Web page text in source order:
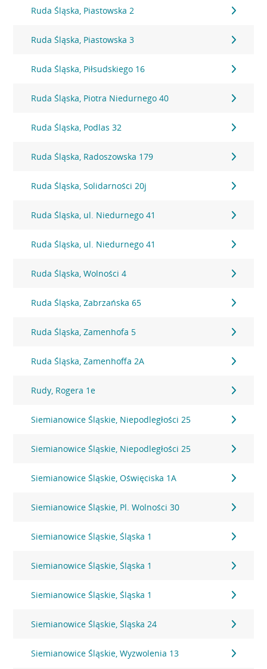
Ruda Śląska, Piastowska 2
Ruda Śląska, Piastowska 3
Ruda Śląska, Piłsudskiego 16
Ruda Śląska, Piotra Niedurnego 40
Ruda Śląska, Podlas 32
Ruda Śląska, Radoszowska 179
Ruda Śląska, Solidarności 20j
Ruda Śląska, ul. Niedurnego 41
Ruda Śląska, ul. Niedurnego 41
Ruda Śląska, Wolności 4
Ruda Śląska, Zabrzańska 65
Ruda Śląska, Zamenhofa 5
Ruda Śląska, Zamenhoffa 2A
Rudy, Rogera 1e
Siemianowice Śląskie, Niepodległości 25
Siemianowice Śląskie, Niepodległości 25
Siemianowice Śląskie, Oświęciska 1A
Siemianowice Śląskie, Pl. Wolności 30
Siemianowice Śląskie, Śląska 1
Siemianowice Śląskie, Śląska 1
Siemianowice Śląskie, Śląska 1
Siemianowice Śląskie, Śląska 24
Siemianowice Śląskie, Wyzwolenia 13